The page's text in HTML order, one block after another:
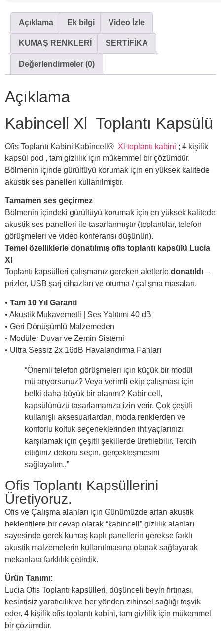
Açıklama Ek bilgi Video İzle
KUMAŞ RENKLERİ SERTİFİKA
Değerlendirmeler (0)
Açıklama
Kabincell Xl Toplantı Kapsülü
Ofis Toplantı Kabini Kabincell® Xl toplantı kabini ; 4 kişilik
kapsül pod , tam gizlilik için mükemmel bir çözümdür.
Bölmenin içinde gürültüyü korumak için en yüksek kalitede
akustik ses panelleri kullanılmıştır.
Tamamen ses geçirmez
Bölmenin içindeki gürültüyü korumak için en yüksek kalitede
akustik ses panelleri ile tasarlanmıştır (toplantılar, telefon
görüşmeleri ve video konferansı düşünün).
Temel özelliklerle donatılmış ofis toplantı kapsülü Lucia
Xl
Toplantı kapsülleri çalışmanız gereken aletlerle donatıldı –
prizler, USB şarj cihazları ve oturma / çalışma masaları.
• Tam 10 Yıl Garanti
• Akustik Mukavemetli | Ses Yalıtımı 40 dB
• Geri Dönüşümlü Malzemeden
• Modüler Duvar ve Zemin Sistemi
• Ultra Sessiz 2x 16dB Havalandırma Fanları
“Önemli telefon görüşmeleri için küçük bir modül
mü arıyorsunuz? Veya verimli ekip çalışması için
belki daha büyük bir alanmı? Kabincell,
kapsülünüzü tasarlamanıza izin verir. Çok çeşitli
kullanışlı aksesuarlardan, moda renklerden ve
konforlu koltuk seçeneklerinden ihtiyaçlarınızı
karşılamak için çeşitli şekillerde üretilebilir. Tercih
ettiğiniz dekoru seçin, gerçekleşmesini
sağlayalım..”
Ofis Toplantı Kapsüllerini
Üretiyoruz.
Ofis ve Çalışma alanları için Günümüzde artan akustik
beklentilere bir cevap olarak “kabincell” gizlilik alanları
sayesinde gerek kumaş kaplı panellerin gerekse farklı
akustik malzemelerin kullanılmasına olanak sağlayarak
mekanlara farklılık getirdik.
Ürün Tanımı:
Lucia Ofis Toplantı kapsülleri, düşünceli beyin fırtınası,
kesintisiz yaratıcılık ve her yönden zihinsel sağlığı teşvik
eder. 4 kişilik ofis toplantı kabini, tam gizlilik için mükemmel
bir çözümdür.